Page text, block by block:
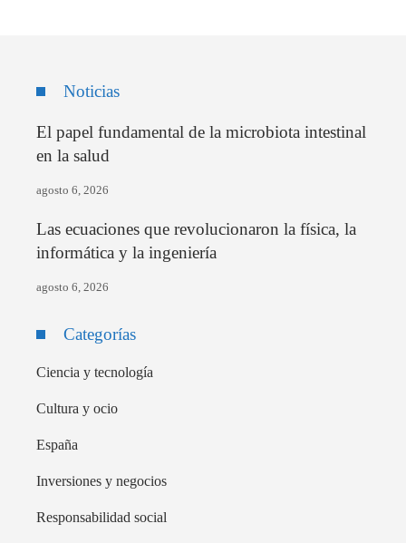
Noticias
El papel fundamental de la microbiota intestinal
en la salud
agosto 6, 2026
Las ecuaciones que revolucionaron la física, la
informática y la ingeniería
agosto 6, 2026
Categorías
Ciencia y tecnología
Cultura y ocio
España
Inversiones y negocios
Responsabilidad social